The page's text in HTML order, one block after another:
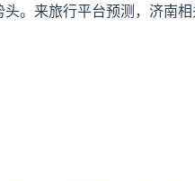
。来旅行平台预测，济南